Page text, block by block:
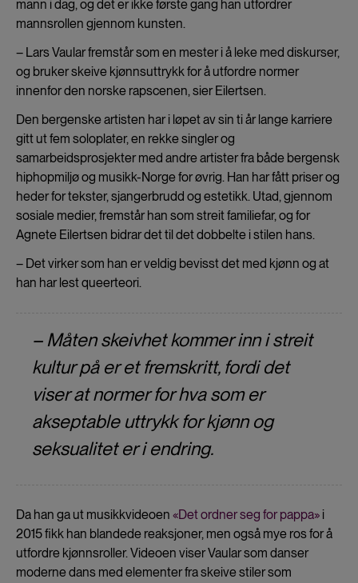
mann i dag, og det er ikke første gang han utfordrer
mannsrollen gjennom kunsten.
– Lars Vaular fremstår som en mester i å leke med diskurser,
og bruker skeive kjønnsuttrykk for å utfordre normer
innenfor den norske rapscenen, sier Eilertsen.
Den bergenske artisten har i løpet av sin ti år lange karriere
gitt ut fem soloplater, en rekke singler og
samarbeidsprosjekter med andre artister fra både bergensk
hiphopmiljø og musikk-Norge for øvrig. Han har fått priser og
heder for tekster, sjangerbrudd og estetikk. Utad, gjennom
sosiale medier, fremstår han som streit familiefar, og for
Agnete Eilertsen bidrar det til det dobbelte i stilen hans.
– Det virker som han er veldig bevisst det med kjønn og at
han har lest queerteori.
– Måten skeivhet kommer inn i streit
kultur på er et fremskritt, fordi det
viser at normer for hva som er
akseptable uttrykk for kjønn og
seksualitet er i endring.
Da han ga ut musikkvideoen «Det ordner seg for pappa»i
2015 fikk han blandede reaksjoner, men også mye ros for å
utfordre kjønnsroller. Videoen viser Vaular som danser
moderne dans med elementer fra skeive stiler som